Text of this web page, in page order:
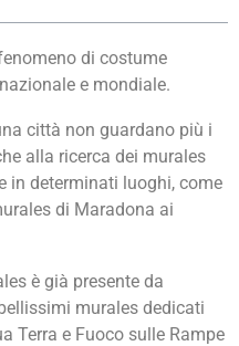
di costume
e mondiale.
città non guardano più i
alla ricerca dei murales
in determinati luoghi, come
di Maradona ai
è già presente da
murales dedicati
Terra e Fuoco sulle Rampe